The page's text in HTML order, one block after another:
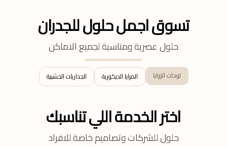
تسوق اجمل حلول للجدران
حلول عصرية ومناسبة لجميع الاماكن
لوحات الزوايا المرايا الديكورية الجداريات الخشبية
اختر الخدمة اللي تناسبك
حلول للشركات وتصاميم خاصة للافراد